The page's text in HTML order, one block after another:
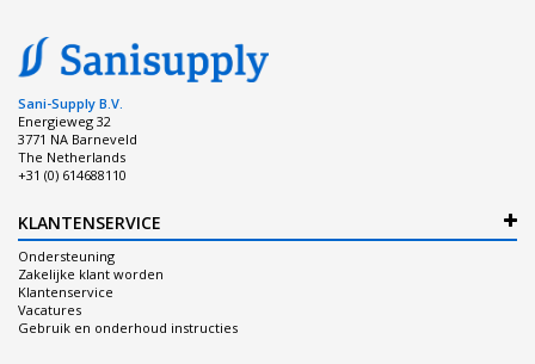
Sani-Supply B.V.
Energieweg 32
3771 NA Barneveld
The Netherlands
+31 (0) 614688110
KLANTENSERVICE
Ondersteuning
Zakelijke klant worden
Klantenservice
Vacatures
Gebruik en onderhoud instructies